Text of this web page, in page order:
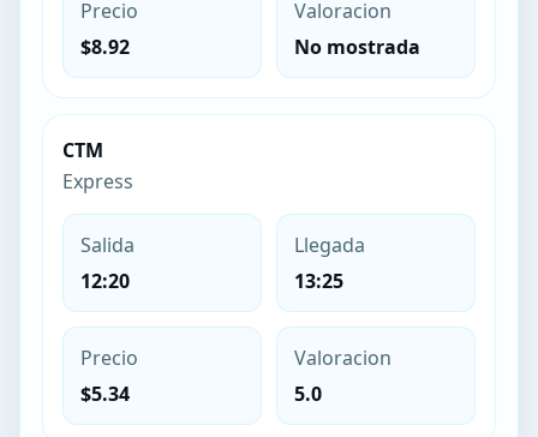
Precio
$8.92
Valoracion
No mostrada
CTM
Express
Salida
12:20
Llegada
13:25
Precio
$5.34
Valoracion
5.0